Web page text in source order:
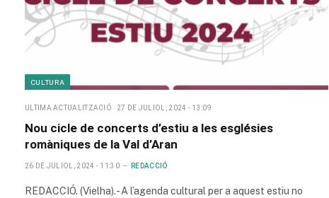
CULTURA
ULTIMA ACTUALITZACIÓ 27 DE JULIOL, 2024 - 13:09
Nou cicle de concerts d’estiu a les esglésies
romàniques de la Val d’Aran
26 DE JULIOL, 2024 - 11:30 REDACCIÓ
REDACCIÓ. (Vielha).- A l’agenda cultural per a aquest estiu no